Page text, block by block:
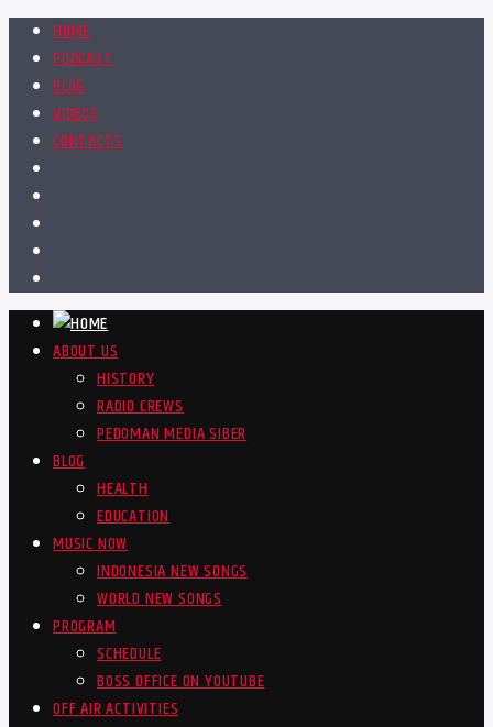
HOME
PODCAST
BLOG
VIDEOS
CONTACTS
ABOUT US
HISTORY
RADIO CREWS
PEDOMAN MEDIA SIBER
BLOG
HEALTH
EDUCATION
MUSIC NOW
INDONESIA NEW SONGS
WORLD NEW SONGS
PROGRAM
SCHEDULE
BOSS OFFICE ON YOUTUBE
OFF AIR ACTIVITIES